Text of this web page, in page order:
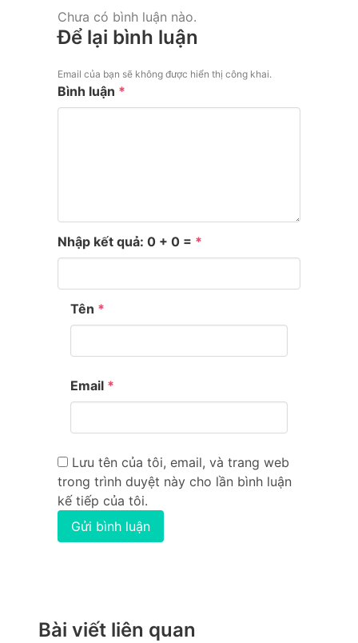
Chưa có bình luận nào.
Để lại bình luận
Email của bạn sẽ không được hiển thị công khai.
Bình luận *
Nhập kết quả: 0 + 0 = *
Tên *
Email *
Lưu tên của tôi, email, và trang web
trong trình duyệt này cho lần bình luận
kế tiếp của tôi.
Bài viết liên quan